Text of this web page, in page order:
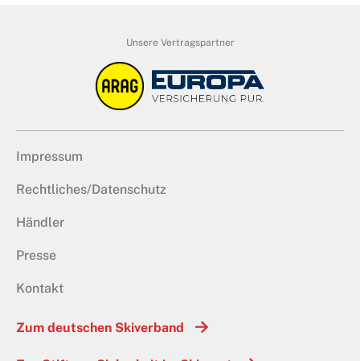
Unsere Vertragspartner
Impressum
Rechtliches/Datenschutz
Händler
Presse
Kontakt
Zum deutschen Skiverband